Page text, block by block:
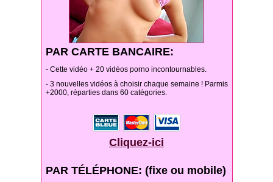
PAR CARTE BANCAIRE:
- Cette vidéo + 20 vidéos porno incontournables.
- 3 nouvelles vidéos à choisir chaque semaine ! Parmis
+2000, réparties dans 60 catégories.
Cliquez-ici
PAR TÉLÉPHONE: (fixe ou mobile)